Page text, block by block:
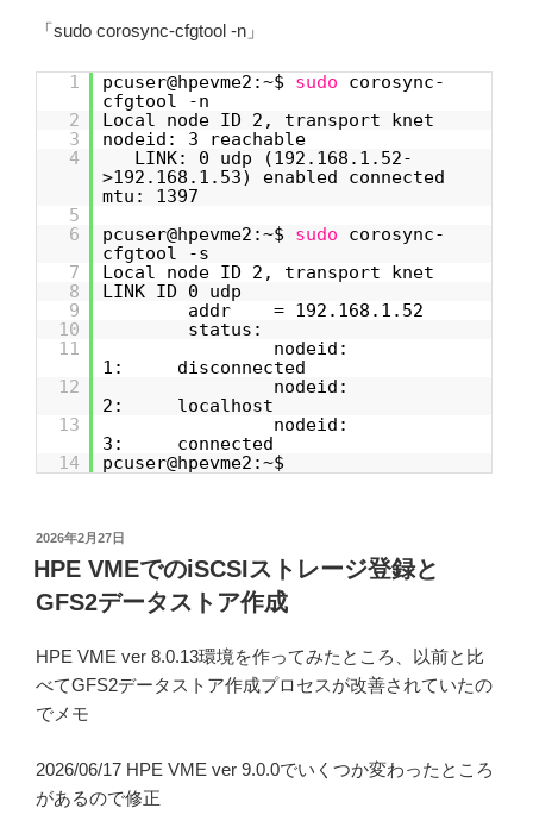
「sudo corosync-cfgtool -n」
1 pcuser@hpevme2:~$ sudo
corosync-
cfgtool -n
2
Local node ID 2, transport knet
3
nodeid: 3 reachable
4
LINK: 0 udp (192.168.1.52-
>192.168.1.53) enabled connected
mtu: 1397
5
6
pcuser@hpevme2:~$ sudo
corosync-
cfgtool -s
7
Local node ID 2, transport knet
8
LINK ID 0 udp
9
addr = 192.168.1.52
10
status:
11
nodeid:
1: disconnected
12
nodeid:
2: localhost
13
nodeid:
3: connected
14
pcuser@hpevme2:~$
投
稿
日:
2026年2月27日
HPE VMEでのiSCSIストレージ登録と
GFS2データストア作成
HPE VME ver 8.0.13環境を作ってみたところ、以前と比
べてGFS2データストア作成プロセスが改善されていたの
でメモ
2026/06/17 HPE VME ver 9.0.0でいくつか変わったところ
があるので修正